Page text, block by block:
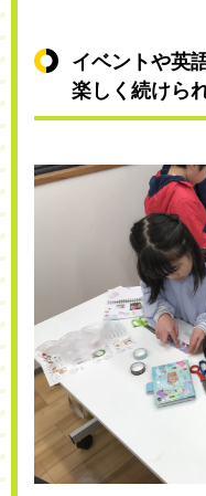
イベントや英
楽しく続けら